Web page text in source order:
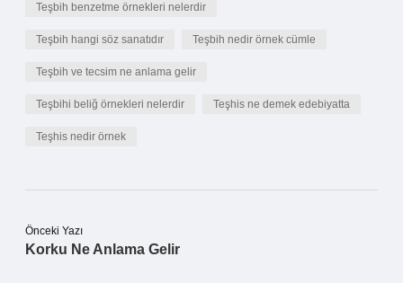
Teşbih benzetme örnekleri nelerdir
Teşbih hangi söz sanatıdır Teşbih nedir örnek cümle
Teşbih ve tecsim ne anlama gelir
Teşbihi beliğ örnekleri nelerdir Teşhis ne demek edebiyatta
Teşhis nedir örnek
Önceki Yazı
Korku Ne Anlama Gelir